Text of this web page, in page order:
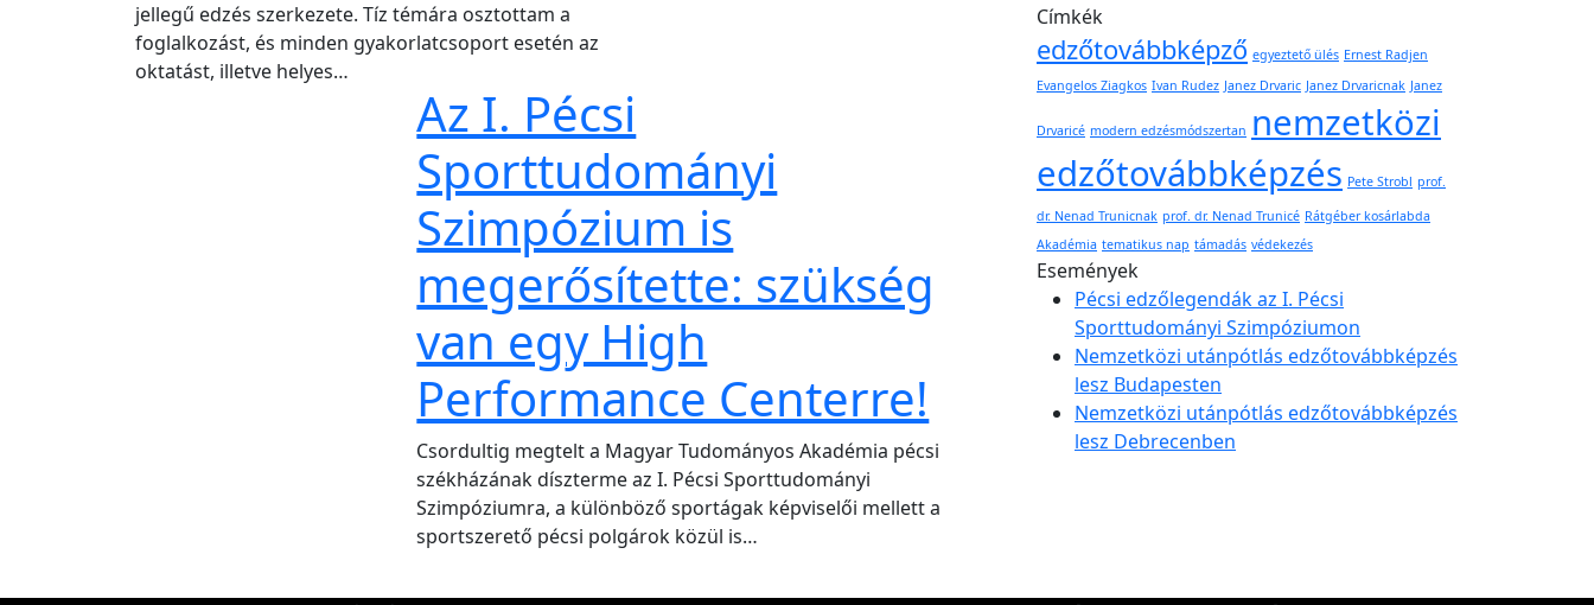
jellegű edzés szerkezete. Tíz témára osztottam a
foglalkozást, és minden gyakorlatcsoport esetén az
oktatást, illetve helyes…
Az I. Pécsi
Sporttudományi
Szimpózium is
megerősítette: szükség
van egy High
Performance Centerre!
Csordultig megtelt a Magyar Tudományos Akadémia pécsi
székházának díszterme az I. Pécsi Sporttudományi
Szimpóziumra, a különböző sportágak képviselői mellett a
sportszerető pécsi polgárok közül is…
Címkék
edzőtovábbképző egyeztető ülés Ernest Radjen
Evangelos Ziagkos Ivan Rudez Janez Drvaric Janez Drvaricnak Janez
Drvaricé modern edzésmódszertan nemzetközi
edzőtovábbképzés Pete Strobl prof.
dr. Nenad Trunicnak prof. dr. Nenad Trunicé Rátgéber kosárlabda
Akadémia tematikus nap támadás védekezés
Események
Pécsi edzőlegendák az I. Pécsi
Sporttudományi Szimpóziumon
Nemzetközi utánpótlás edzőtovábbképzés
lesz Budapesten
Nemzetközi utánpótlás edzőtovábbképzés
lesz Debrecenben